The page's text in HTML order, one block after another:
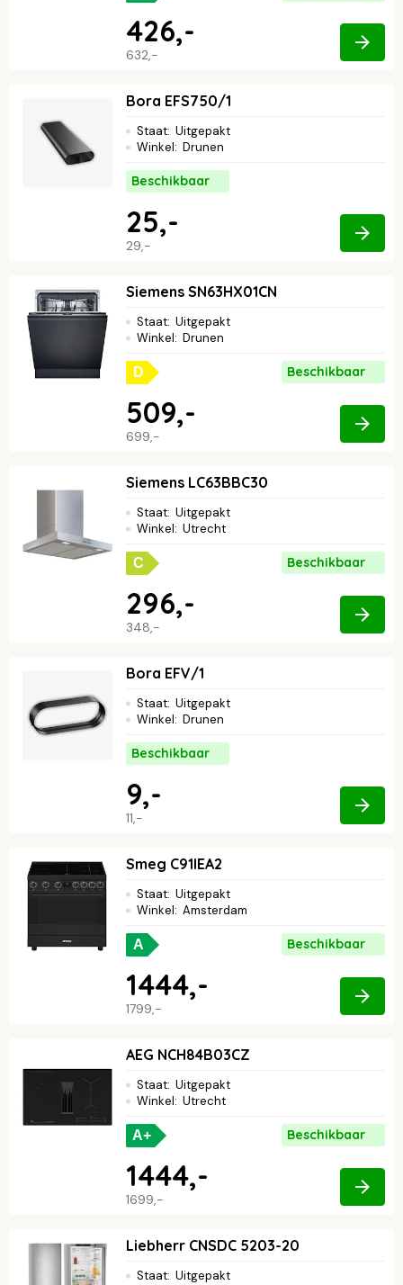
632,-
426,-
Bora EFS750/1
Staat: Uitgepakt
Winkel: Drunen
Beschikbaar
29,-
25,-
Siemens SN63HX01CN
Staat: Uitgepakt
Winkel: Drunen
D Beschikbaar
699,-
509,-
Siemens LC63BBC30
Staat: Uitgepakt
Winkel: Utrecht
C Beschikbaar
348,-
296,-
Bora EFV/1
Staat: Uitgepakt
Winkel: Drunen
Beschikbaar
11,-
9,-
Smeg C91IEA2
Staat: Uitgepakt
Winkel: Amsterdam
A Beschikbaar
1799,-
1444,-
AEG NCH84B03CZ
Staat: Uitgepakt
Winkel: Utrecht
A+ Beschikbaar
1699,-
1444,-
Liebherr CNSDC 5203-20
Staat: Uitgepakt